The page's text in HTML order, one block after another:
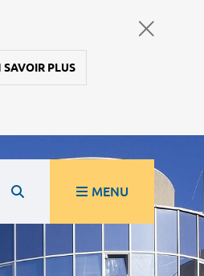
SAVOIR PLUS
MENU